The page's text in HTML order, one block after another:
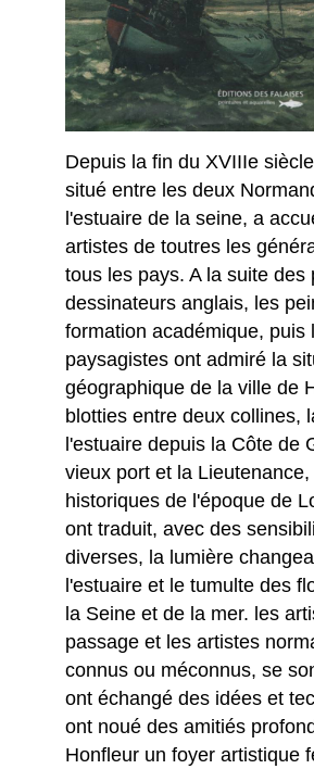
Depuis la fin du XVIIIe
situé entre les deux
l'estuaire de la seine, a
artistes de toutres les
tous les pays. A la suite des
dessinateurs anglais, les
formation académique, puis
paysagistes ont admiré la
géographique de la ville de
blotties entre deux collines,
l'estuaire depuis la Côte de
vieux port et la
historiques de l'époque de
ont traduit, avec des
diverses, la lumière
l'estuaire et le tumulte des
la Seine et de la mer. les
passage et les artistes
connus ou méconnus, se
ont échangé des idées et
ont noué des amitiés
Honfleur un foyer artistique